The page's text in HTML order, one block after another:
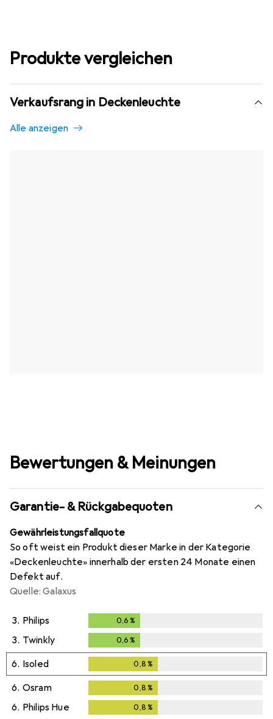
Produkte vergleichen
Verkaufsrang in Deckenleuchte
Alle anzeigen
Bewertungen & Meinungen
Garantie- & Rückgabequoten
Gewährleistungsfallquote
So oft weist ein Produkt dieser Marke in der Kategorie
«Deckenleuchte» innerhalb der ersten 24 Monate einen
Defekt auf.
Quelle: Galaxus
3. Philips 0,6 %
3. Twinkly 0,6 %
6. Isoled 0,8 %
6. Osram 0,8 %
6. Philips Hue 0,8 %